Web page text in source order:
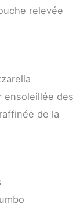
relevée
ensoleillée des
de la